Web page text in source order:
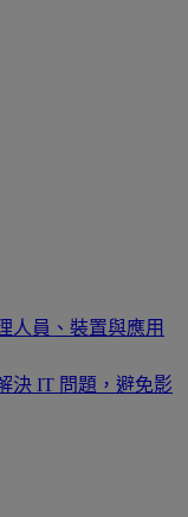
人員、裝置與應用
決 IT 問題，避免影